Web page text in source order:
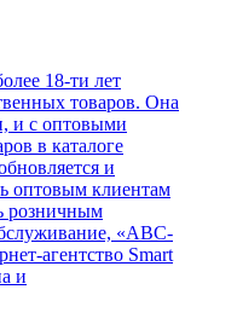
18-ти лет
товаров. Она
и с оптовыми
в каталоге
и
оптовым клиентам
розничным
«ABC-
агентство Smart
и